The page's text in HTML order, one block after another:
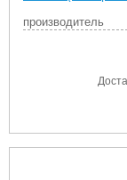
производитель